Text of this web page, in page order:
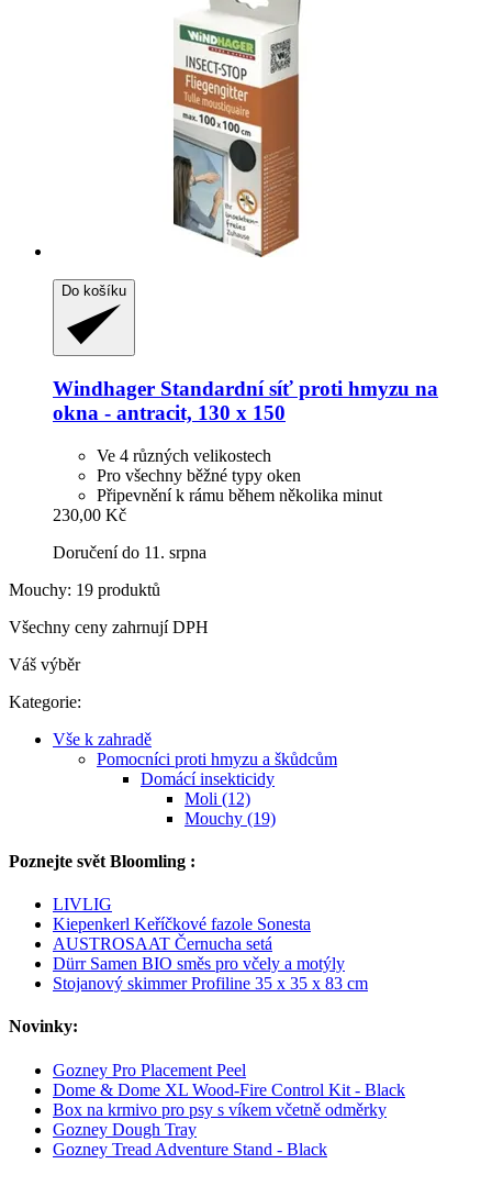
Do košíku
Windhager Standardní síť proti hmyzu na
okna -​ antracit, 130 x 150
Ve 4 různých velikostech
Pro všechny běžné typy oken
Připevnění k rámu během několika minut
230,00 Kč
Doručení do 11. srpna
Mouchy: 19 produktů
Všechny ceny zahrnují DPH
Váš výběr
Kategorie:
Vše k zahradě
Pomocníci proti hmyzu a škůdcům
Domácí insekticidy
Moli (12)
Mouchy (19)
Poznejte svět Bloomling :
LIVLIG
Kiepenkerl Keříčkové fazole Sonesta
AUSTROSAAT Černucha setá
Dürr Samen BIO směs pro včely a motýly
Stojanový skimmer Profiline 35 x 35 x 83 cm
Novinky:
Gozney Pro Placement Peel
Dome & Dome XL Wood-Fire Control Kit - Black
Box na krmivo pro psy s víkem včetně odměrky
Gozney Dough Tray
Gozney Tread Adventure Stand - Black